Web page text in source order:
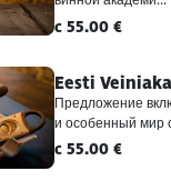
c 55.00 €
Eesti
Предложение
и особенный мир
c 55.00 €